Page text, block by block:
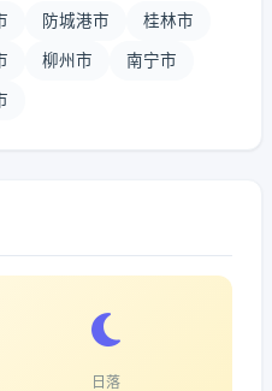
防城港市 桂林市
柳州市 南宁市
日落